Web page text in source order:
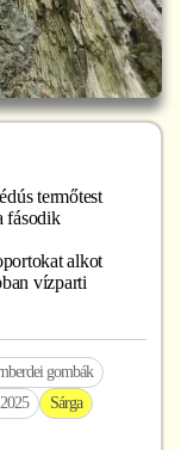
termőtest
fásodik
alkot
vízparti
gombák
Sárga